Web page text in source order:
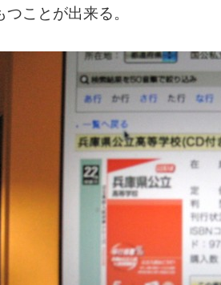
ことが出来る。